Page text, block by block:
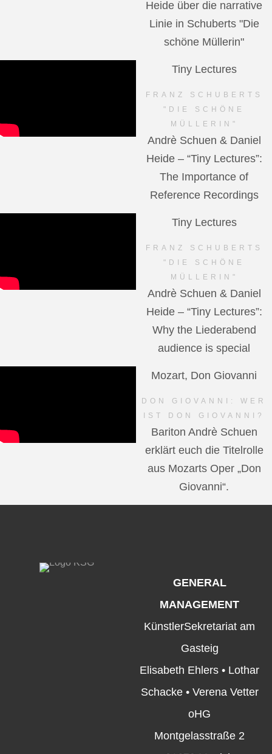
Heide über die narrative
Linie in Schuberts "Die
schöne Müllerin"
Tiny Lectures
FRANZ SCHUBERTS
"DIE SCHÖNE
MÜLLERIN"
Andrè Schuen & Daniel
Heide – “Tiny Lectures”:
The Importance of
Reference Recordings
Tiny Lectures
FRANZ SCHUBERTS
"DIE SCHÖNE
MÜLLERIN"
Andrè Schuen & Daniel
Heide – “Tiny Lectures”:
Why the Liederabend
audience is special
Mozart, Don Giovanni
DON GIOVANNI: WER
IST DON GIOVANNI?
Bariton Andrè Schuen
erklärt euch die Titelrolle
aus Mozarts Oper „Don
Giovanni“.
GENERAL
MANAGEMENT
KünstlerSekretariat am
Gasteig
Elisabeth Ehlers • Lothar
Schacke • Verena Vetter
oHG
Montgelasstraße 2